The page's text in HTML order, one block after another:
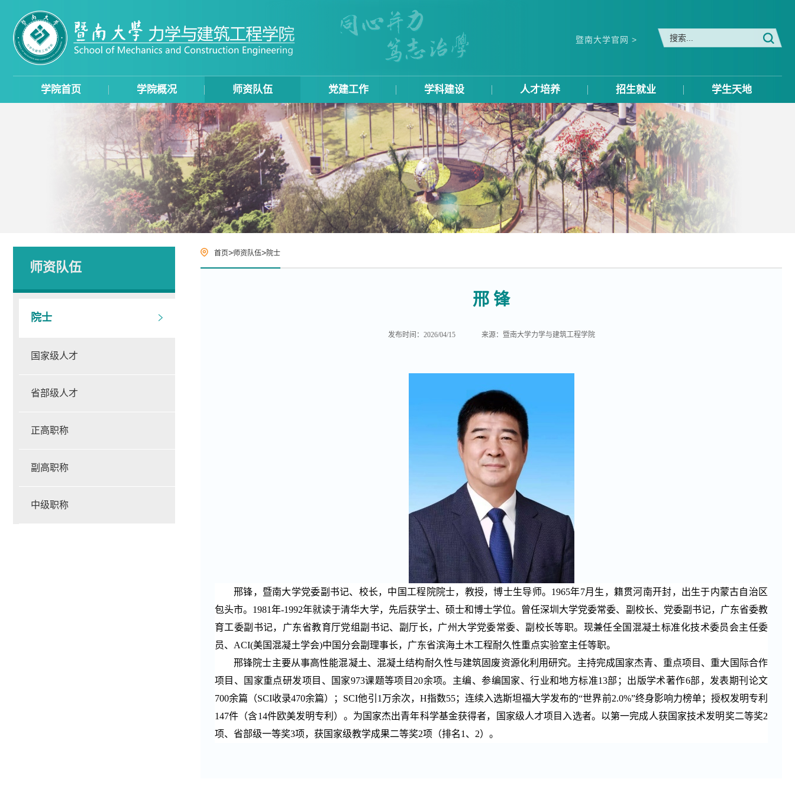
暨南大学官网 >
学院首页 学院概况 师资队伍 党建工作 学科建设 人才培养 招生就业 学生天地
师资队伍
院士
国家级人才
省部级人才
正高职称
副高职称
中级职称
首页>师资队伍>院士
邢 锋
发布时间：2026/04/15 来源：暨南大学力学与建筑工程学院
邢锋，暨南大学党委副书记、校长，中国工程院院士，教授，博士生导师。 1965年7月生，籍贯河南开封，出生于内蒙古自治区
包头市。 1981年-1992年就读于清华大学，先后获学士、硕士和博士学位。曾任深圳大学党委常委、副校长、党委副书记，广东省委教
育工委副书记，广东省教育厅党组副书记、副厅长，广州大学党委常委、副校长等职。现兼任全国混凝土标准化技术委员会主任委
员、 ACI(美国混凝土学会)中国分会副理事长，广东省滨海土木工程耐久性重点实验室主任等职。
邢锋院士主要从事高性能混凝土、混凝土结构耐久性与建筑固废资源化利用研究。主持完成国家杰青、重点项目、重大国际合作
项目、国家重点研发项目、国家973课题等项目 20余项。主编、参编国家、行业和地方标准13部；出版学术著作6部，发表期刊论文
700余篇（SCI收录470余篇）； SCI他引 1 万余次， H指数55；连续入选斯坦福大学发布的“世界前2.0%”终身影响力榜单；授权发明专利
147件（含14件欧美发明专利）。为国家杰出青年科学基金获得者，国家级人才项目入选者。以第一完成人获国家技术发明奖二等奖2
项、省部级一等奖3项，获国家级教学成果二等奖2项（排名1 、 2）。